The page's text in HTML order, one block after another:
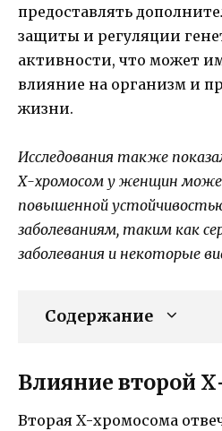
предоставлять
защиты и регуляции
активности, что может
влияние на организм и
жизни.
Исследования также
Х-хромосом у женщин
повышенной
заболеваниям, таким как
заболевания и некоторые
Содержание
Влияние второй
Вторая Х-хромосома